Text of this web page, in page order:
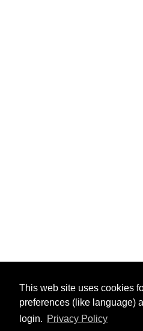
This web site uses cookies
preferences (like language)
login. Privacy Policy